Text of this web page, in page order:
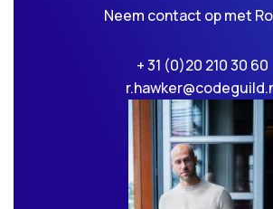
Neem contact op met
+ 31 (0)20 210 30 60